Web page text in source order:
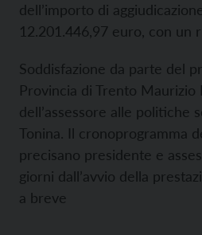
dell’importo di
12.201.446,97 euro, con un
Soddisfazione da parte del
Provincia di Trento Maurizio
dell’assessore alle politiche
Tonina. Il cronoprogramma
precisano presidente e
giorni dall’avvio della
a breve